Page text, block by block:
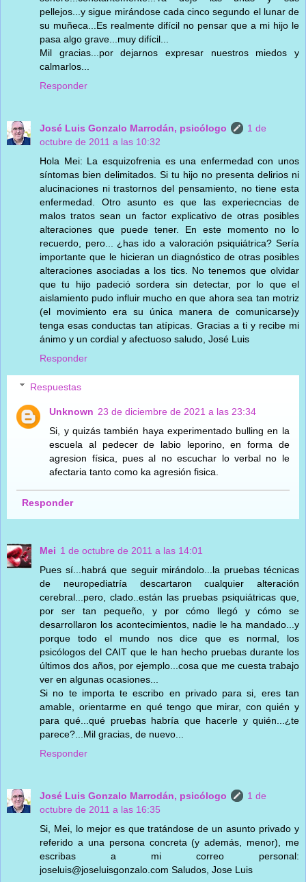
pellejos...y sigue mirándose cada cinco segundo el lunar de
su muñeca...Es realmente difícil no pensar que a mi hijo le
pasa algo grave...muy difícil...
Mil gracias...por dejarnos expresar nuestros miedos y
calmarlos...
Responder
José Luis Gonzalo Marrodán, psicólogo
1 de
octubre de 2011 a las 10:32
Hola Mei: La esquizofrenia es una enfermedad con unos
síntomas bien delimitados. Si tu hijo no presenta delirios ni
alucinaciones ni trastornos del pensamiento, no tiene esta
enfermedad. Otro asunto es que las experiecncias de
malos tratos sean un factor explicativo de otras posibles
alteraciones que puede tener. En este momento no lo
recuerdo, pero... ¿has ido a valoración psiquiátrica? Sería
importante que le hicieran un diagnóstico de otras posibles
alteraciones asociadas a los tics. No tenemos que olvidar
que tu hijo padeció sordera sin detectar, por lo que el
aislamiento pudo influir mucho en que ahora sea tan motriz
(el movimiento era su única manera de comunicarse)y
tenga esas conductas tan atípicas. Gracias a ti y recibe mi
ánimo y un cordial y afectuoso saludo, José Luis
Responder
Respuestas
Unknown 23 de diciembre de 2021 a las 23:34
Si, y quizás también haya experimentado bulling en la
escuela al pedecer de labio leporino, en forma de
agresion física, pues al no escuchar lo verbal no le
afectaria tanto como ka agresión fisica.
Responder
Mei 1 de octubre de 2011 a las 14:01
Pues sí...habrá que seguir mirándolo...la pruebas técnicas
de neuropediatría descartaron cualquier alteración
cerebral...pero, clado..están las pruebas psiquiátricas que,
por ser tan pequeño, y por cómo llegó y cómo se
desarrollaron los acontecimientos, nadie le ha mandado...y
porque todo el mundo nos dice que es normal, los
psicólogos del CAIT que le han hecho pruebas durante los
últimos dos años, por ejemplo...cosa que me cuesta trabajo
ver en algunas ocasiones...
Si no te importa te escribo en privado para si, eres tan
amable, orientarme en qué tengo que mirar, con quién y
para qué...qué pruebas habría que hacerle y quién...¿te
parece?...Mil gracias, de nuevo...
Responder
José Luis Gonzalo Marrodán, psicólogo
1 de
octubre de 2011 a las 16:35
Si, Mei, lo mejor es que tratándose de un asunto privado y
referido a una persona concreta (y además, menor), me
escribas a mi correo personal:
joseluis@joseluisgonzalo.com Saludos, Jose Luis